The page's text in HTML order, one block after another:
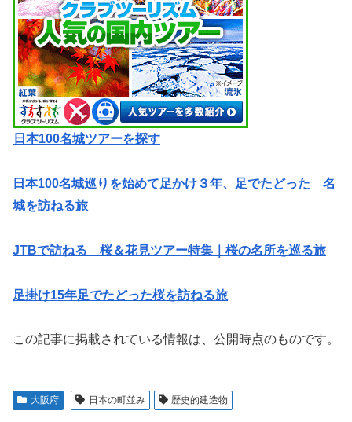
日本100名城ツアーを探す
日本100名城巡りを始めて足かけ３年、足でたどった 名
城を訪ねる旅
JTBで訪ねる 桜＆花見ツアー特集｜桜の名所を巡る旅
足掛け15年足でたどった桜を訪ねる旅
この記事に掲載されている情報は、公開時点のものです。
大阪府 日本の町並み 歴史的建造物